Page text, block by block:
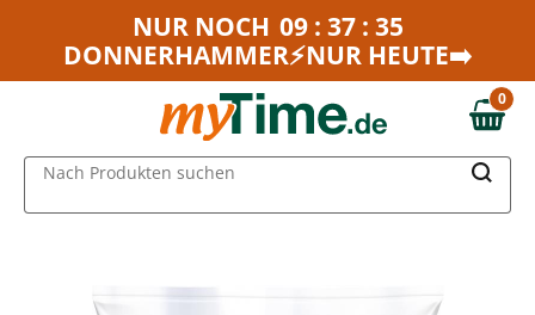
Zum Hauptinhalt springen
Zur Navigation springen
NUR NOCH 09 : 37 : 35
DONNERHAMMER⚡NUR HEUTE➡️
0,00 €
0
Nach Produkten suchen